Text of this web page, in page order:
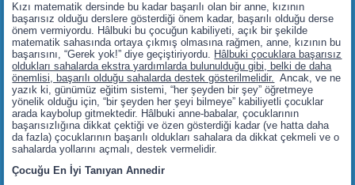
Kızı matematik dersinde bu kadar başarılı olan bir anne, kızının
başarısız olduğu derslere gösterdiği önem kadar, başarılı olduğu derse
önem vermiyordu. Hâlbuki bu çocuğun kabiliyeti, açık bir şekilde
matematik sahasında ortaya çıkmış olmasına rağmen, anne, kızının bu
başarısını, “Gerek yok!” diye geçiştiriyordu. Hâlbuki çocuklara başarısız
oldukları sahalarda ekstra yardımlarda bulunulduğu gibi, belki de daha
önemlisi, başarılı olduğu sahalarda destek gösterilmelidir. Ancak, ve ne
yazık ki, günümüz eğitim sistemi, “her şeyden bir şey” öğretmeye
yönelik olduğu için, “bir şeyden her şeyi bilmeye” kabiliyetli çocuklar
arada kaybolup gitmektedir. Hâlbuki anne-babalar, çocuklarının
başarısızlığına dikkat çektiği ve özen gösterdiği kadar (ve hatta daha
da fazla) çocuklarının başarılı oldukları sahalara da dikkat çekmeli ve o
sahalarda yollarını açmalı, destek vermelidir.
Çocuğu En İyi Tanıyan Annedir